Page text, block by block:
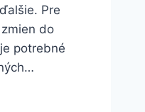
Pre
do
potrebné